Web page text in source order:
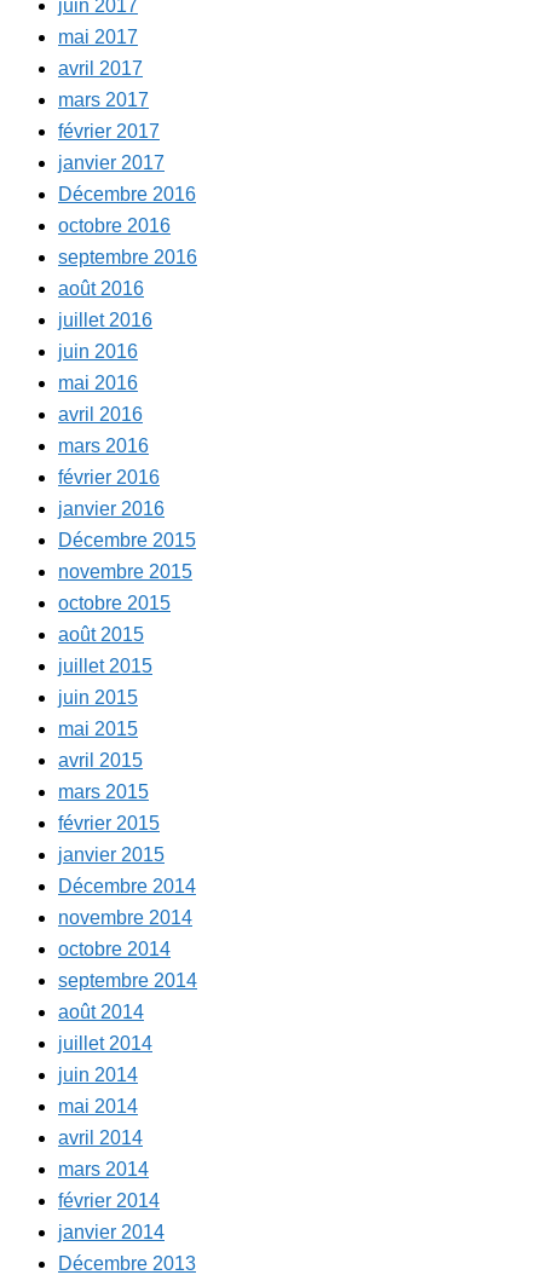
juin 2017
mai 2017
avril 2017
mars 2017
février 2017
janvier 2017
Décembre 2016
octobre 2016
septembre 2016
août 2016
juillet 2016
juin 2016
mai 2016
avril 2016
mars 2016
février 2016
janvier 2016
Décembre 2015
novembre 2015
octobre 2015
août 2015
juillet 2015
juin 2015
mai 2015
avril 2015
mars 2015
février 2015
janvier 2015
Décembre 2014
novembre 2014
octobre 2014
septembre 2014
août 2014
juillet 2014
juin 2014
mai 2014
avril 2014
mars 2014
février 2014
janvier 2014
Décembre 2013